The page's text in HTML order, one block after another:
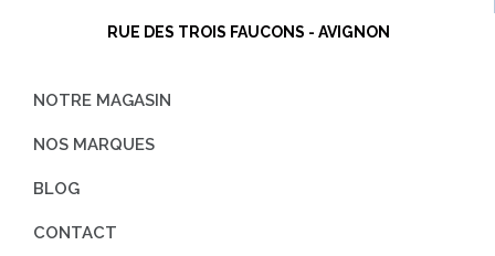
RUE DES TROIS FAUCONS - AVIGNON
NOTRE MAGASIN
NOS MARQUES
BLOG
CONTACT